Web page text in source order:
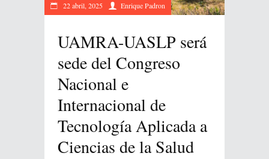
22 abril, 2025 Enrique Padron
UAMRA-UASLP será
sede del Congreso
Nacional e
Internacional de
Tecnología Aplicada a
Ciencias de la Salud